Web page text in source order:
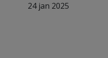
24 jan 2025